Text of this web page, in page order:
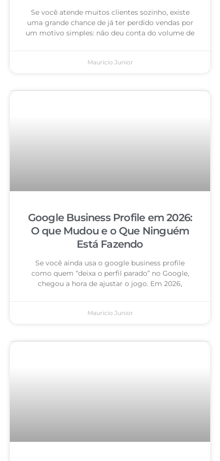
Se você atende muitos clientes sozinho, existe
uma grande chance de já ter perdido vendas por
um motivo simples: não deu conta do volume de
Mauricio Junior
Google Business Profile em 2026:
O que Mudou e o Que Ninguém
Está Fazendo
Se você ainda usa o google business profile
como quem “deixa o perfil parado” no Google,
chegou a hora de ajustar o jogo. Em 2026,
Mauricio Junior